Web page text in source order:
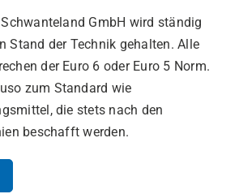
GmbH wird ständig
Stand der Technik gehalten. Alle
der Euro 6 oder Euro 5 Norm.
zum Standard wie
die stets nach den
beschafft werden.